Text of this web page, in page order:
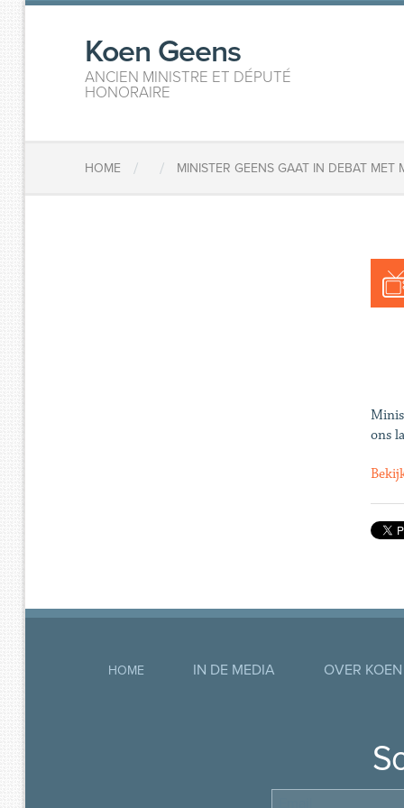
Koen Geens
ANCIEN MINISTRE ET DÉPUTÉ
HONORAIRE
HOME / / MINISTER GEENS GAAT IN DEBAT MET
ons
HOME IN DE MEDIA OVER